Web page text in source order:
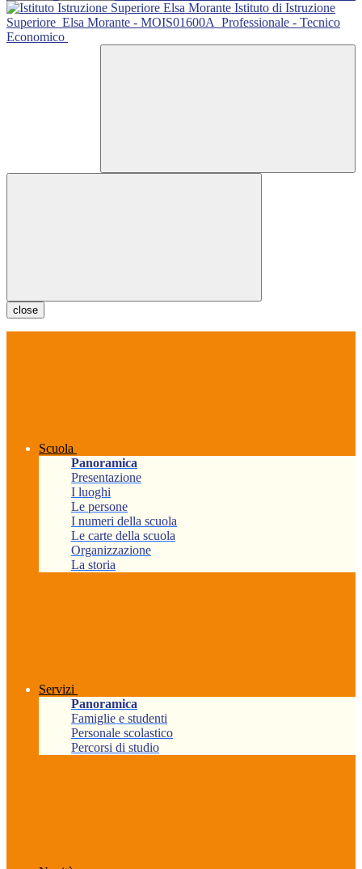
Istituto di Istruzione
Superiore Elsa Morante - MOIS01600A Professionale - Tecnico
Economico
close
Scuola
Panoramica
Presentazione
I luoghi
Le persone
I numeri della scuola
Le carte della scuola
Organizzazione
La storia
Servizi
Panoramica
Famiglie e studenti
Personale scolastico
Percorsi di studio